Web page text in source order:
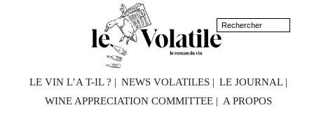
LE VIN L’A T-IL ? NEWS VOLATILES
LE JOURNAL
WINE APPRECIATION COMMITTEE
A PROPOS